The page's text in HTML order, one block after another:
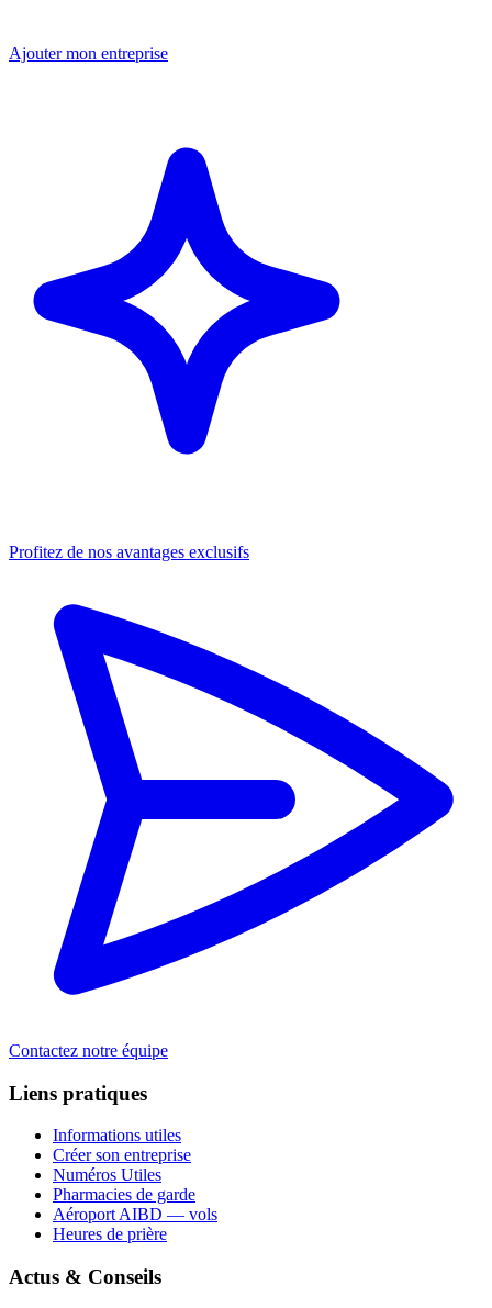
Ajouter mon entreprise
Profitez de nos avantages exclusifs
Contactez notre équipe
Liens pratiques
Informations utiles
Créer son entreprise
Numéros Utiles
Pharmacies de garde
Aéroport AIBD — vols
Heures de prière
Actus & Conseils